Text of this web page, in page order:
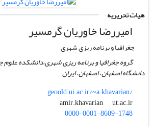
هیات تحریریه
امیررضا خاوریان گرمسیر
جغرافیا و برنامه ریزی شهری
گروه جغرافیا و برنامه ریزی شهری،دانشکده علوم
دانشگاه اصفهان، اصفهان، ایران
geoold.ui.ac.ir/~a.khavarian/
amir.khavarian
ut.ac.ir
0000-0001-8609-1748